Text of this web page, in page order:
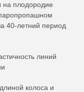
на плодородие
40-летний период
линий
колоса и